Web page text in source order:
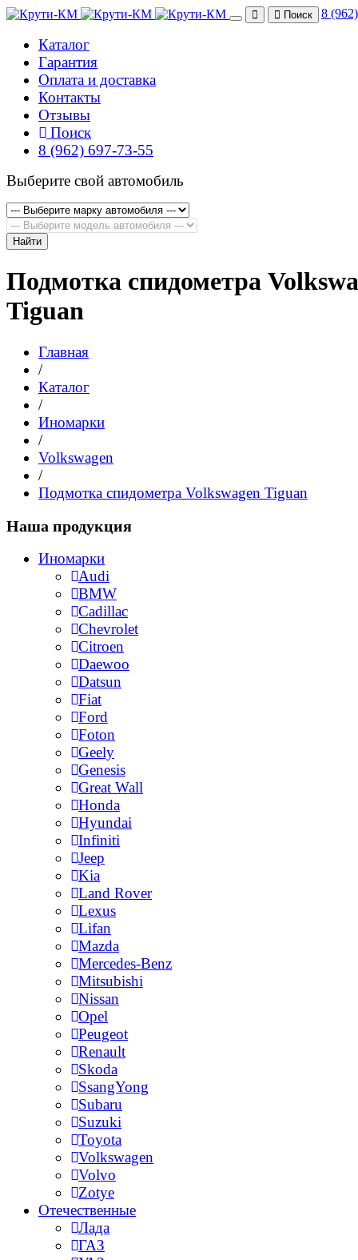
Поиск 8
Каталог
Гарантия
Оплата и доставка
Контакты
Отзывы
Поиск
8 (962) 697-73-55
Выберите свой автомобиль
Найти
Подмотка спидометра
Tiguan
Главная
/
Каталог
/
Иномарки
/
Volkswagen
/
Подмотка спидометра Volkswagen Tiguan
Наша продукция
Иномарки
Audi
BMW
Cadillac
Chevrolet
Citroen
Daewoo
Datsun
Fiat
Ford
Foton
Geely
Genesis
Great Wall
Honda
Hyundai
Infiniti
Jeep
Kia
Land Rover
Lexus
Lifan
Mazda
Mercedes-Benz
Mitsubishi
Nissan
Opel
Peugeot
Renault
Skoda
SsangYong
Subaru
Suzuki
Toyota
Volkswagen
Volvo
Zotye
Отечественные
Лада
ГАЗ